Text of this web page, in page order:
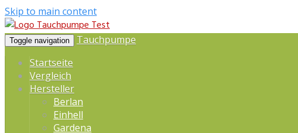
Skip to main content
Toggle navigation
Tauchpumpe
Startseite
Vergleich
Hersteller
Berlan
Einhell
Gardena